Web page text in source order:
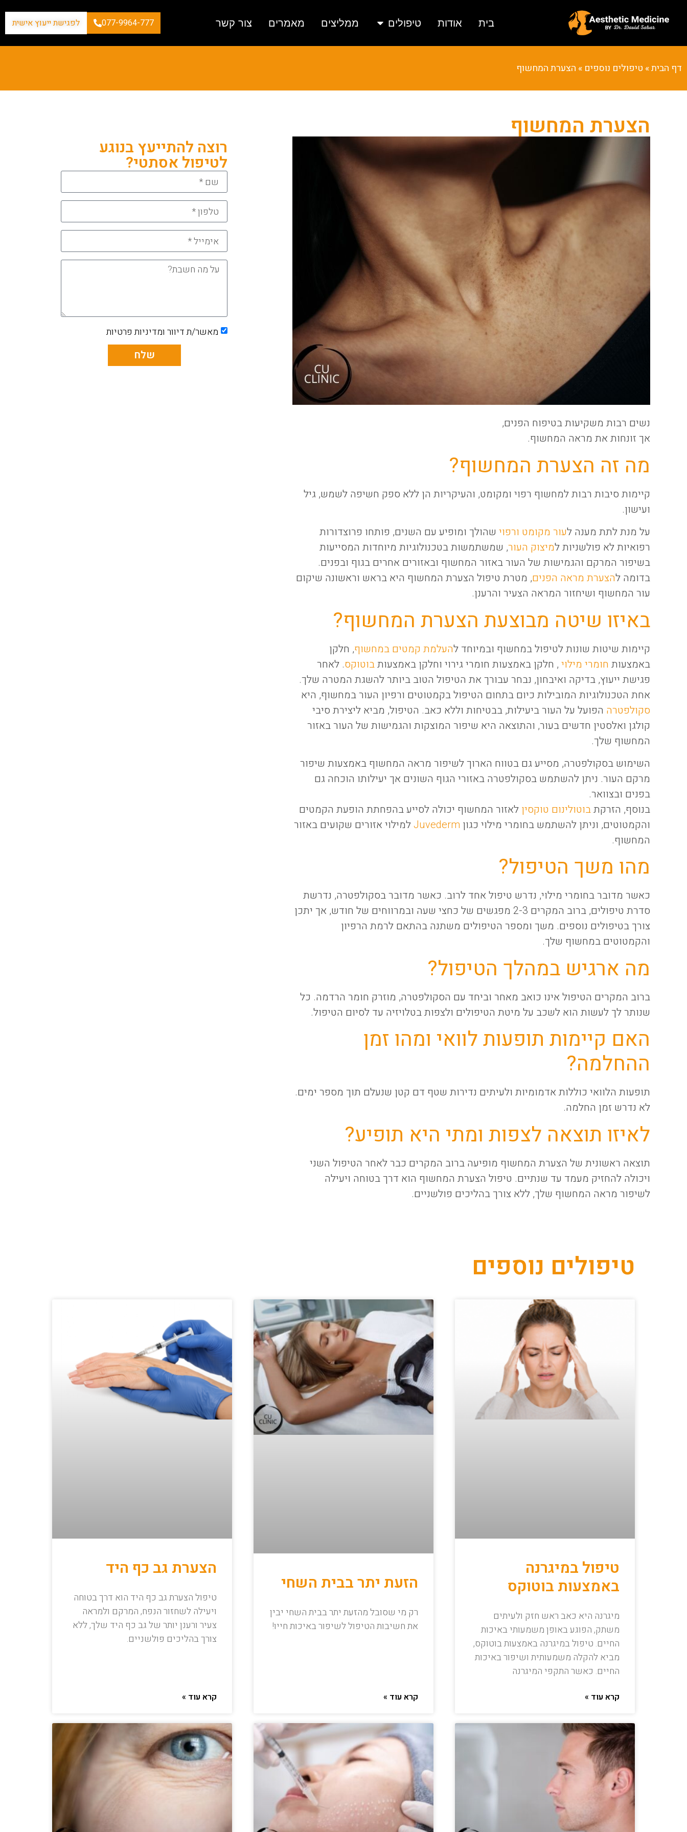
בית אודות טיפולים ממליצים מאמרים צור קשר 077-9964-777 לפגישת ייעוץ אישית
דף הבית» טיפולים נוספים » הצערת המחשוף
הצערת המחשוף
נשים רבות משקיעות בטיפוח הפנים,
אך זונחות את מראה המחשוף.
מה זה הצערת המחשוף?
קיימות סיבות רבות למחשוף רפוי ומקומט, והעיקריות הן ללא ספק חשיפה לשמש, גיל
ועישון.
על מנת לתת מענה לעור מקומט ורפוי שהולך ומופיע עם השנים, פותחו פרוצדורות
רפואיות לא פולשניות למיצוק העור, שמשתמשות בטכנולוגיות מיוחדות המסייעות
בשיפור המרקם והגמישות של העור באזור המחשוף ובאזורים אחרים בגוף ובפנים.
בדומה להצערת מראה הפנים, מטרת טיפול הצערת המחשוף היא בראש וראשונה שיקום
עור המחשוף ושיחזור המראה הצעיר והרענן.
באיזו שיטה מבוצעת הצערת המחשוף?
קיימות שיטות שונות לטיפול במחשוף ובמיוחד להעלמת קמטים במחשוף, חלקן
באמצעות חומרי מילוי , חלקן באמצעות חומרי גירוי וחלקן באמצעות בוטוקס. לאחר
פגישת ייעוץ, בדיקה ואיבחון, נבחר עבורך את הטיפול הטוב ביותר להשגת המטרה שלך.
אחת הטכנולוגיות המובילות כיום בתחום הטיפול בקמטוטים ורפיון העור במחשוף, היא
סקולפטרה הפועל על העור ביעילות, בבטיחות וללא כאב. הטיפול, מביא ליצירת סיבי
קולגן ואלסטין חדשים בעור, והתוצאה היא שיפור המוצקות והגמישות של העור באזור
המחשוף שלך.
השימוש בסקולפטרה, מסייע גם בטווח הארוך לשיפור מראה המחשוף באמצעות שיפור
מרקם העור. ניתן להשתמש בסקולפטרה באזורי הגוף השונים אך יעילותו הוכחה גם
בפנים ובצוואר.
בנוסף, הזרקת בוטולינום טוקסין לאזור המחשוף יכולה לסייע בהפחתת הופעת הקמטים
והקמטוטים, וניתן להשתמש בחומרי מילוי כגון Juvederm למילוי אזורים שקועים באזור
המחשוף.
מהו משך הטיפול?
כאשר מדובר בחומרי מילוי, נדרש טיפול אחד לרוב. כאשר מדובר בסקולפטרה, נדרשת
סדרת טיפולים, ברוב המקרים 2-3 מפגשים של כחצי שעה ובמרווחים של חודש, אך יתכן
צורך בטיפולים נוספים. משך ומספר הטיפולים משתנה בהתאם לרמת הרפיון
והקמטוטים במחשוף שלך.
מה ארגיש במהלך הטיפול?
ברוב המקרים הטיפול אינו כואב מאחר וביחד עם הסקולפטרה, מוזרק חומר הרדמה. כל
שנותר לך לעשות הוא לשכב על מיטת הטיפולים ולצפות בטלויזיה עד לסיום הטיפול.
האם קיימות תופעות לוואי ומהו זמן
ההחלמה?
תופעות הלוואי כוללות אדמומיות ולעיתים נדירות שטף דם קטן שנעלם תוך מספר ימים.
לא נדרש זמן החלמה.
לאיזו תוצאה לצפות ומתי היא תופיע?
תוצאה ראשונית של הצערת המחשוף מופיעה ברוב המקרים כבר לאחר הטיפול השני
ויכולה להחזיק מעמד עד שנתיים. טיפול הצערת המחשוף הוא דרך בטוחה ויעילה
לשיפור מראה המחשוף שלך, ללא צורך בהליכים פולשניים.
רוצה להתייעץ בנוגע
לטיפול אסתטי?
מאשר/ת דיוור ומדיניות פרטיות
שלח
טיפולים נוספים
טיפול במיגרנה
באמצעות בוטוקס
מיגרנה היא כאב ראש חזק ולעיתים
משתק, הפוגע באופן משמעותי באיכות
החיים. טיפול במיגרנה באמצעות בוטוקס,
מביא להקלה משמעותית ושיפור באיכות
החיים. כאשר התקפי המיגרנה
קרא עוד »
הזעת יתר בבית השחי
רק מי שסובל מהזעת יתר בבית השחי יבין
את חשיבות הטיפול לשיפור באיכות חייו!
קרא עוד »
הצערת גב כף היד
טיפול הצערת גב כף היד הוא דרך בטוחה
ויעילה לשחזור הנפח, המרקם ולמראה
צעיר ורענן יותר של גב כף היד שלך, ללא
צורך בהליכים פולשניים.
קרא עוד »